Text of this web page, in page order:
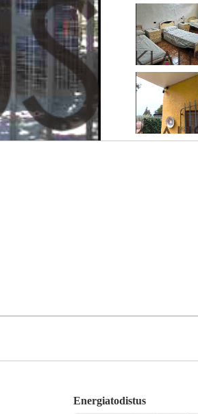
Energiatodistus